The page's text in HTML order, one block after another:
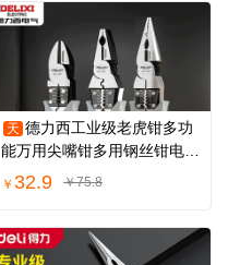
天 德力西工业级老虎钳多功
能万用尖嘴钳多用钢丝钳电工
专用钳子工具
￥ 32.9 ￥75.8